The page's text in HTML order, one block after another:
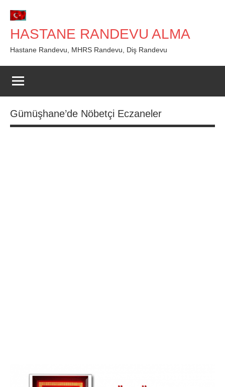
geç
HASTANE RANDEVU ALMA
Hastane Randevu, MHRS Randevu, Diş Randevu
Gümüşhane’de Nöbetçi Eczaneler